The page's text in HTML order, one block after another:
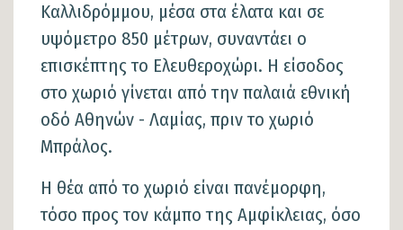
Καλλιδρόμμου, μέσα στα έλατα και σε
υψόμετρο 850 μέτρων, συναντάει ο
επισκέπτης το Ελευθεροχώρι. Η είσοδος
στο χωριό γίνεται από την παλαιά εθνική
οδό Αθηνών - Λαμίας, πριν το χωριό
Μπράλος.
Η θέα από το χωριό είναι πανέμορφη,
τόσο προς τον κάμπο της Αμφίκλειας, όσο